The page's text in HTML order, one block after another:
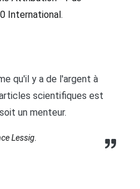
International.
qu'il y a de l'argent à
scientifiques est
un menteur.
Lessig.